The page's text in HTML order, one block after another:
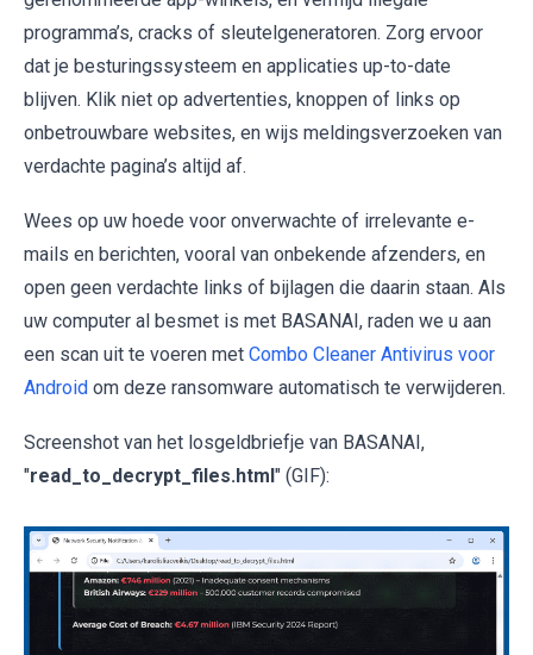
programma’s, cracks of sleutelgeneratoren. Zorg ervoor
dat je besturingssysteem en applicaties up-to-date
blijven. Klik niet op advertenties, knoppen of links op
onbetrouwbare websites, en wijs meldingsverzoeken van
verdachte pagina’s altijd af.
Wees op uw hoede voor onverwachte of irrelevante e-
mails en berichten, vooral van onbekende afzenders, en
open geen verdachte links of bijlagen die daarin staan. Als
uw computer al besmet is met BASANAI, raden we u aan
een scan uit te voeren met Combo Cleaner Antivirus voor
Android om deze ransomware automatisch te verwijderen.
Screenshot van het losgeldbriefje van BASANAI,
"read_to_decrypt_files.html" (GIF):